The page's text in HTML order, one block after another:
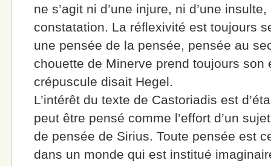
ne s’agit ni d’une injure, ni d’une
constatation. La réflexivité est toujours
une pensée de la pensée, pensée au
chouette de Minerve prend toujours son
crépuscule disait Hegel.
L’intérêt du texte de Castoriadis est
peut être pensé comme l’effort d’un
de pensée de Sirius. Toute pensée est
dans un monde qui est institué